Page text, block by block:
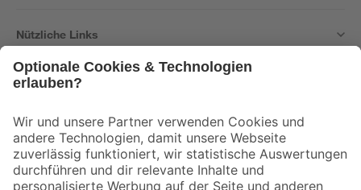
Nützliche Links
Der toom Newsletter: Keine Angebote und Aktionen mehr verpassen!
Zur Newsletter Anmeldung